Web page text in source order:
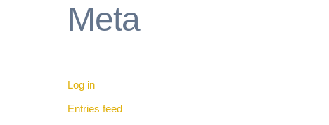
Meta
Log in
Entries feed